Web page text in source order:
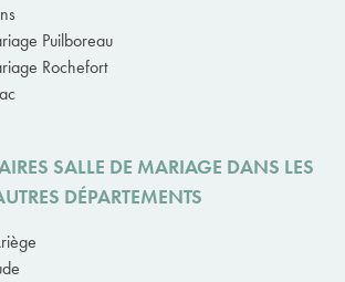
Puilboreau
Rochefort
SALLE DE MARIAGE DANS LES
DÉPARTEMENTS